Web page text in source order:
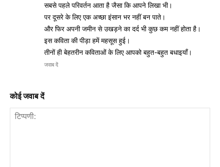
सबसे पहले परिवर्तन आता है जैसा कि आपने लिखा भी।
पर दूसरे के लिए एक अच्छा इंसान भर नहीं बन पाते।
और फिर अपनी जमीन से उखड़ने का दर्द भी कुछ कम नहीं होता है।
इस कविता की पीड़ा हमें महसूस हुई।
तीनों ही बेहतरीन कविताओं के लिए आपको बहुत-बहुत बधाइयाँ।
जवाब दें
कोई जवाब दें